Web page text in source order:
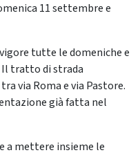
11 settembre e
tutte le domeniche e
Il tratto di strada
via Roma e via Pastore.
già fatta nel
a mettere insieme le